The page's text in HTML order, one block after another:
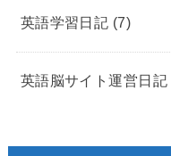
英語学習日記 (7)
英語脳サイト運営日記